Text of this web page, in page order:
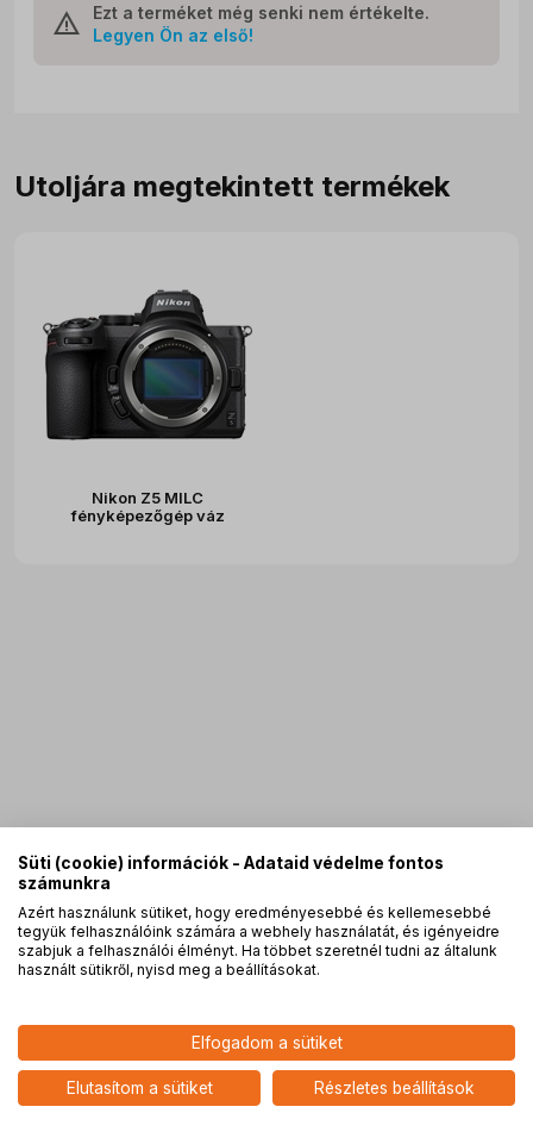
Ezt a terméket még senki nem értékelte.
Legyen Ön az első!
Nikon Z5 MILC fényképezőgép
váz
add
Utoljára megtekintett termékek
Nikon Z5 MILC
fényképezőgép váz
PROpartnerségek
Süti (cookie) információk - Adataid védelme fontos
számunkra
Azért használunk sütiket, hogy eredményesebbé és kellemesebbé
tegyük felhasználóink számára a webhely használatát, és igényeidre
szabjuk a felhasználói élményt. Ha többet szeretnél tudni az általunk
használt sütikről, nyisd meg a beállításokat.
Elfogadom a sütiket
Elutasítom a sütiket Részletes beállítások